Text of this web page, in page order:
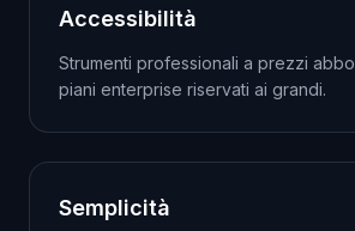
Accessibilità
Strumenti professionali a prezzi
piani enterprise riservati ai grandi.
Semplicità